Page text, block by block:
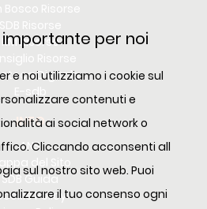
per noi
e noi utilizziamo i cookie sul
contenuti e
ai social network o
Cliccando acconsenti all
sul nostro sito web. Puoi
il tuo consenso ogni
16m
RM Risorse
Digitale
E-sdb
INFO
ANS
del Sito
SDB Guida
Policy